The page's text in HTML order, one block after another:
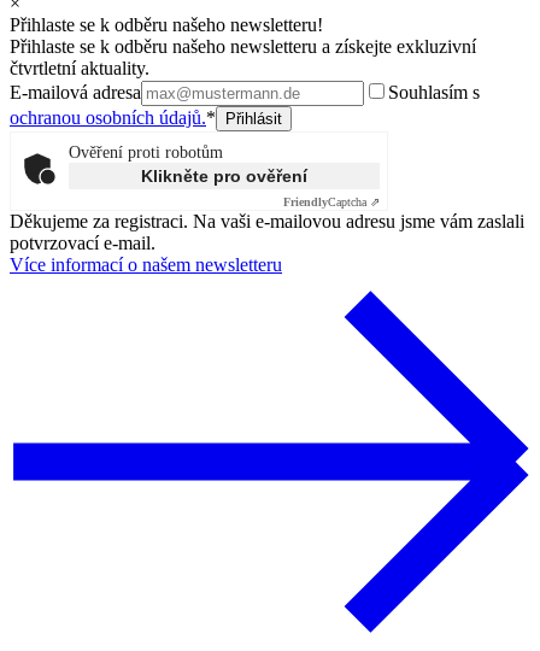
Přihlaste se k odběru našeho newsletteru!
Přihlaste se k odběru našeho newsletteru a získejte exkluzivní
čtvrtletní aktuality.
E-mailová adresa
Souhlasím s
ochranou osobních údajů.*
Ověření proti robotům
Klikněte pro ověření
FriendlyCaptcha ⇗
Děkujeme za registraci. Na vaši e-mailovou adresu jsme vám zaslali
potvrzovací e-mail.
Více informací o našem newsletteru